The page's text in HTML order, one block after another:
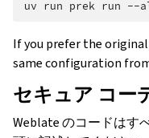
uv run prek run
If you prefer the original
same configuration
セキュア コー
Weblate のコードはす